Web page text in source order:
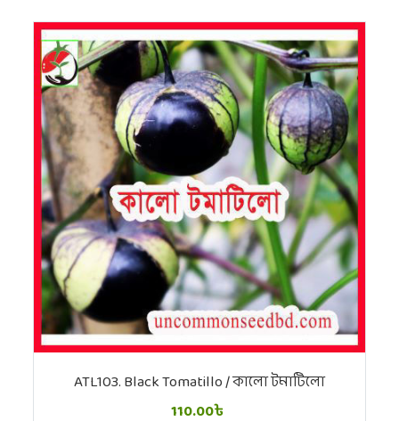
ATL103. Black Tomatillo / কালো টমাটিলো
110.00৳